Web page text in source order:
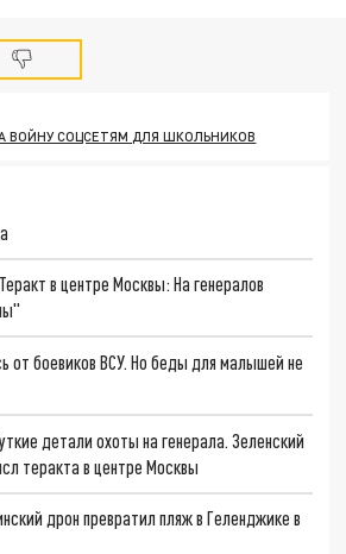
ВОЙНУ СОЦСЕТЯМ ДЛЯ ШКОЛЬНИКОВ
в центре Москвы: На генералов
от боевиков ВСУ. Но беды для малышей не
детали охоты на генерала. Зеленский
теракта в центре Москвы
дрон превратил пляж в Геленджике в